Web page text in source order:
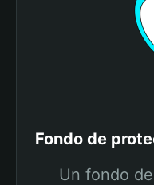
Fondo de
Un fondo